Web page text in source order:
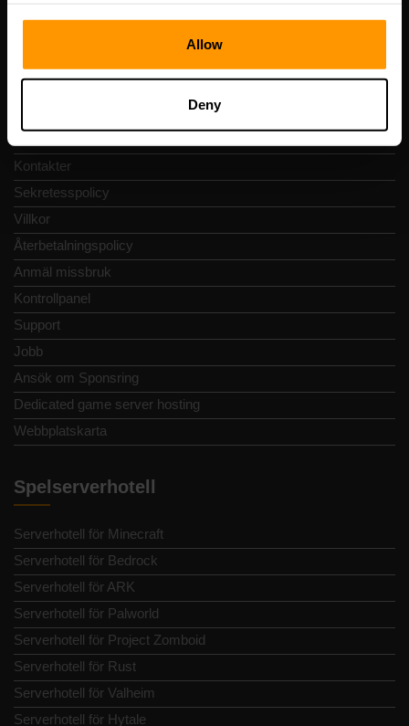
Allow
Deny
Kontakter
Sekretesspolicy
Villkor
Återbetalningspolicy
Anmäl missbruk
Kontrollpanel
Support
Jobb
Ansök om Sponsring
Dedicated game server hosting
Webbplatskarta
Spelserverhotell
Serverhotell för Minecraft
Serverhotell för Bedrock
Serverhotell för ARK
Serverhotell för Palworld
Serverhotell för Project Zomboid
Serverhotell för Rust
Serverhotell för Valheim
Serverhotell för Hytale